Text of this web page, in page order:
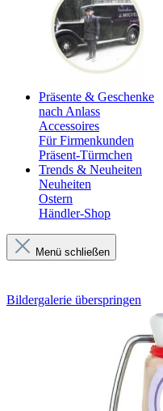
Präsente & Geschenke
nach Anlass
Accessoires
Für Firmenkunden
Präsent-Türmchen
Trends & Neuheiten
Neuheiten
Ostern
Händler-Shop
Menü schließen
Bildergalerie überspringen